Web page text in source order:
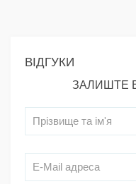
ВІДГУКИ
ЗАЛИШТЕ